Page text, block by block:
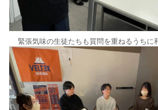
緊張気味の生徒たちも質問を重ねるうちに